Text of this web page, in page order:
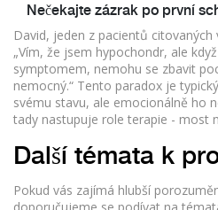
Nečekajte zázrak po první
David, jeden z pacientů
„Vím, že jsem hypochondr, ale
symptomem, nemohu se zbavit
nemocný.“ Tento paradox je
svému stavu, ale emocionálně ho
tady nastupuje role terapie - most
Další témata k
Pokud vás zajímá hlubší